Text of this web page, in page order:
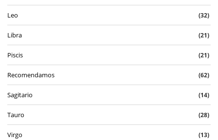
Leo (32)
Libra (21)
Piscis (21)
Recomendamos (62)
Sagitario (14)
Tauro (28)
Virgo (13)